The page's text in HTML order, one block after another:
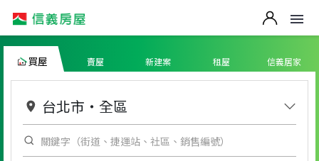
買屋 賣屋 新建案 租屋 信義居家
台北市 ・ 全區